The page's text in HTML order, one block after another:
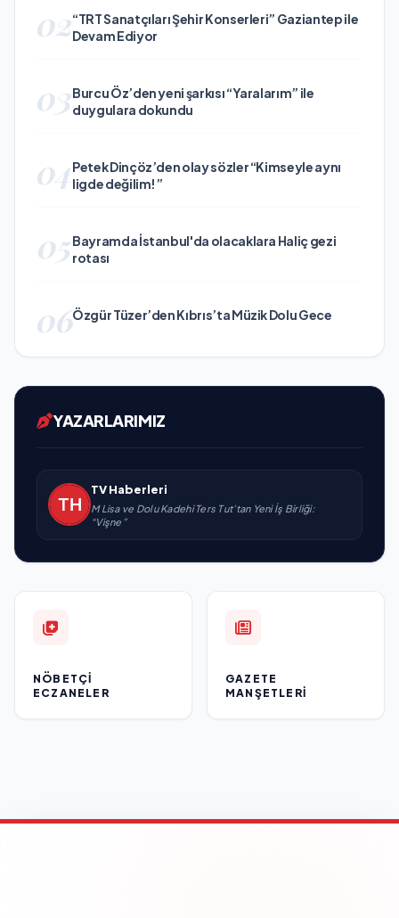
02“TRT Sanatçıları Şehir Konserleri” Gaziantep ile
Devam Ediyor
03Burcu Öz’den yeni şarkısı “Yaralarım” ile
duygulara dokundu
04Petek Dinçöz’den olay sözler “Kimseyle aynı
ligde değilim!”
05Bayramda İstanbul'da olacaklara Haliç gezi
rotası
06Özgür Tüzer’den Kıbrıs’ta Müzik Dolu Gece
YAZARLARIMIZ
TV Haberleri
M Lisa ve Dolu Kadehi Ters Tut’tan Yeni İş Birliği:
“Vişne”
NÖBETÇI
ECZANELER
GAZETE
MANŞETLERI